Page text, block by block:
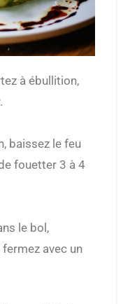
baissez le feu
fouetter 3 à 4
le bol,
avec un